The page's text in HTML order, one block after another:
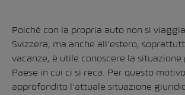
Poiché con la propria auto non si
Svizzera, ma anche all’estero,
vacanze, è utile conoscere la situazione
Paese in cui ci si reca. Per questo
approfondito l’attuale situazione